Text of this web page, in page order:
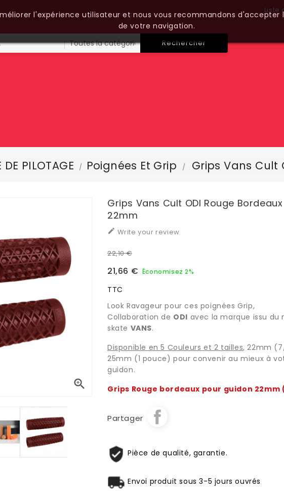
Liste
Rechercher
l'expérience utilisateur et nous vous recommandons
de votre navigation.
DE PILOTAGE Poignées Et Grip Grips Vans Cult

Grips Vans Cult ODI Rouge Bordeaux
22mm
 Write your review
22,10 €
21,66 € Économisez 2%
TTC
Look Ravageur pour ces poignées Grip,
Collaboration de ODI avec la marque issu du
skate VANS.
Disponible en 5 Couleurs et 2 tailles, 22mm
25mm (1 pouce) pour convenir au mieux à
guidon.
Grips Rouge bordeaux pour guidon 22mm
Partager
Pièce de qualité, garantie.
Envoi produit sous 3-5 jours ouvrés